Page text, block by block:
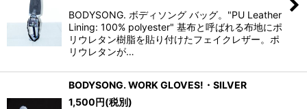
BODYSONG. ボディソング バッグ。"PU Leather
Lining: 100% polyester" 基布と呼ばれる布地にポ
リウレタン樹脂を貼り付けたフェイクレザー。ポ
リウレタンが…
BODYSONG. WORK GLOVES!・SILVER
1,500円(税別)